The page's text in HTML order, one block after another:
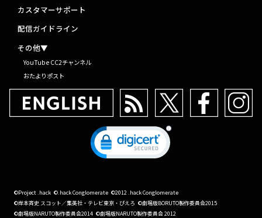
カスタマーサポート
配信ガイドライン
その他▼
YouTube CC2チャンネル
おたよりポスト
©Project .hack ©.hack Conglomerate ©2012 .hack Conglomerate
©岸本斉史 スコット／集英社・テレビ東京・ぴえろ ©劇場版BORUTO製作委員会2015
©劇場版NARUTO製作委員会2014 ©劇場版NARUTO製作委員会 2012